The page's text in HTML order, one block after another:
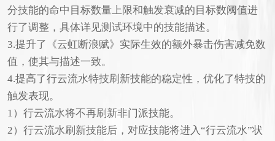
分技能的命中目标数量上限和触发衰减的目标数阈值进
行了调整，具体详见测试环境中的技能描述。
3.提升了《云虹断浪赋》实际生效的额外暴击伤害减免数
值，使其与描述一致。
4.提高了行云流水特技刷新技能的稳定性，优化了特技的
触发表现。
1）行云流水将不再刷新非门派技能。
2）行云流水刷新技能后，对应技能将进入“行云流水”状